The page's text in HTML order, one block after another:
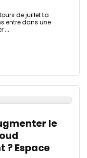
de juillet La
entre dans une
...
le
? Espace